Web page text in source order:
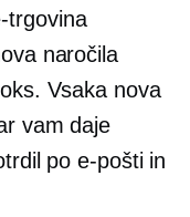
trgovina
naročila
Vsaka nova
vam daje
po e-pošti in